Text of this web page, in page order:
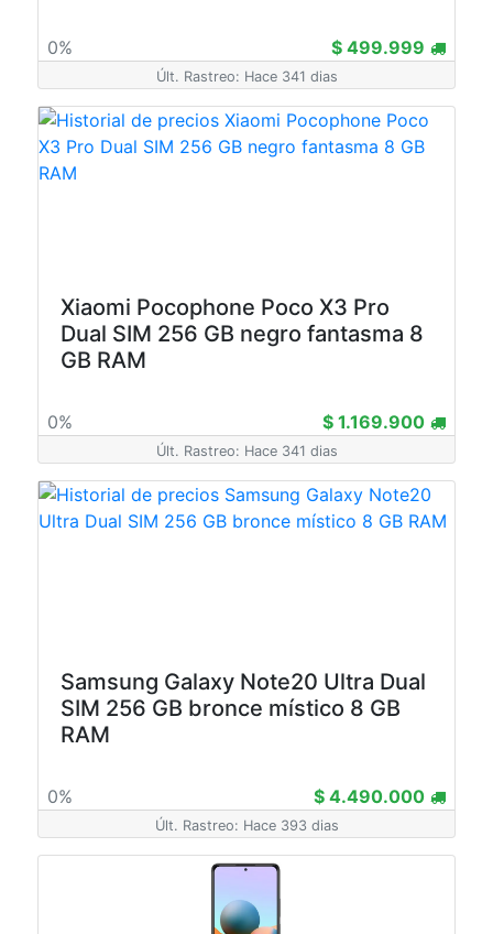
0% $ 499.999
Últ. Rastreo: Hace 341 dias
Xiaomi Pocophone Poco X3 Pro
Dual SIM 256 GB negro fantasma 8
GB RAM
0% $ 1.169.900
Últ. Rastreo: Hace 341 dias
Samsung Galaxy Note20 Ultra Dual
SIM 256 GB bronce místico 8 GB
RAM
0% $ 4.490.000
Últ. Rastreo: Hace 393 dias